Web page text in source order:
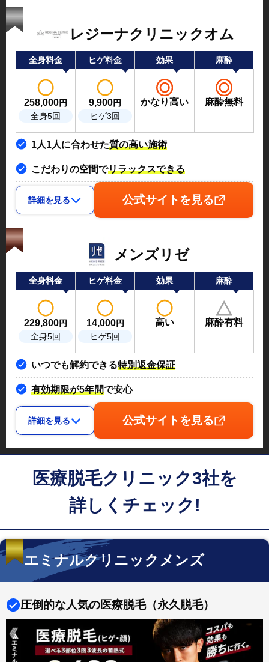
レジーナクリニックオム
全身料金 ヒゲ料金 効果 麻酔
258,000円
全身5回
9,900円
ヒゲ3回
かなり高い 麻酔無料
1人1人に合わせた質の高い施術
こだわりの空間でリラックスできる
詳細を見る 公式サイトを見る
メンズリゼ
全身料金 ヒゲ料金 効果 麻酔
229,800円
全身5回
14,000円
ヒゲ5回
高い 麻酔有料
いつでも解約できる特別返金保証
有効期限が5年間で安心
詳細を見る 公式サイトを見る
医療脱毛クリニック3社を
詳しくチェック!
エミナルクリニックメンズ
圧倒的な人気の医療脱毛（永久脱毛）